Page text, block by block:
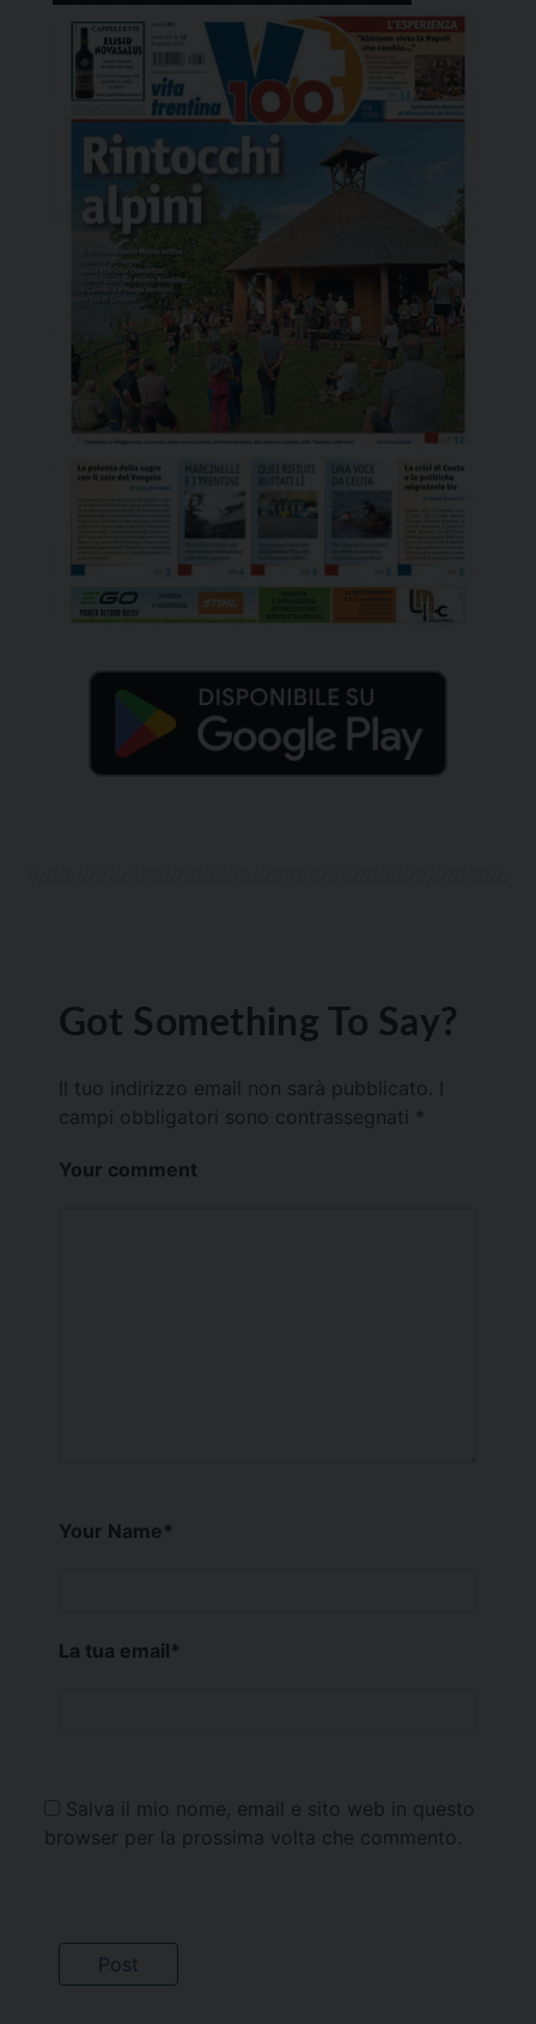
Got Something To Say?
Il tuo indirizzo email non sarà pubblicato.
campi obbligatori sono contrassegnati *
Your comment
Your Name*
La tua email*
Salva il mio nome, email e sito web in questo
browser per la prossima volta che commento.